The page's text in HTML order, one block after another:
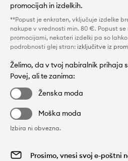
promocijah in izdelkih.
**Popust je enkraten, vključuje izdelke
nakupe v vrednosti min. 80 €. Popust
promocijami, nekateri izdelki pa so
podrobnosti glej stran: izključitve iz
Želimo, da v tvoj nabiralnik prihaja
Povej, ali te zanima:
Ženska moda
Moška moda
Izbira ni obvezna.